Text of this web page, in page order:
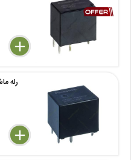
delete
remove
add
delete
remove
add